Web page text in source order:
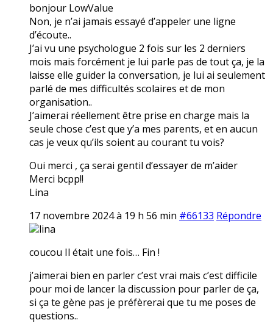
bonjour LowValue
Non, je n’ai jamais essayé d’appeler une ligne
d’écoute..
J’ai vu une psychologue 2 fois sur les 2 derniers
mois mais forcément je lui parle pas de tout ça, je la
laisse elle guider la conversation, je lui ai seulement
parlé de mes difficultés scolaires et de mon
organisation..
J’aimerai réellement être prise en charge mais la
seule chose c’est que y’a mes parents, et en aucun
cas je veux qu’ils soient au courant tu vois?
Oui merci , ça serai gentil d’essayer de m’aider
Merci bcpp!!
Lina
17 novembre 2024 à 19 h 56 min #66133 Répondre
lina
coucou Il était une fois… Fin !
j’aimerai bien en parler c’est vrai mais c’est difficile
pour moi de lancer la discussion pour parler de ça,
si ça te gène pas je préfèrerai que tu me poses de
questions..